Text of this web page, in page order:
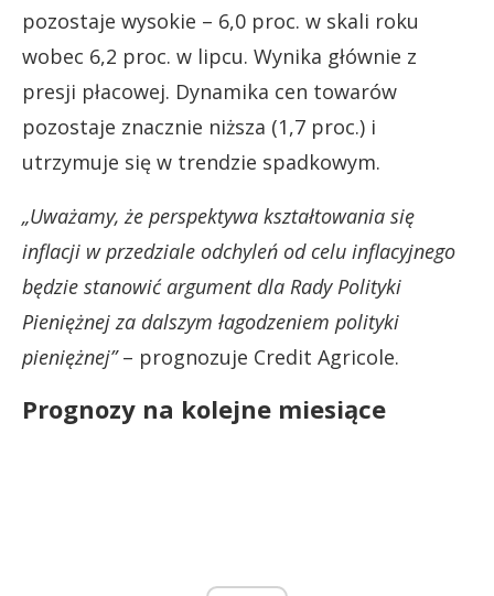
pozostaje wysokie – 6,0 proc. w skali roku
wobec 6,2 proc. w lipcu. Wynika głównie z
presji płacowej. Dynamika cen towarów
pozostaje znacznie niższa (1,7 proc.) i
utrzymuje się w trendzie spadkowym.
„Uważamy, że perspektywa kształtowania się
inflacji w przedziale odchyleń od celu inflacyjnego
będzie stanowić argument dla Rady Polityki
Pieniężnej za dalszym łagodzeniem polityki
pieniężnej”– prognozuje Credit Agricole.
Prognozy na kolejne miesiące